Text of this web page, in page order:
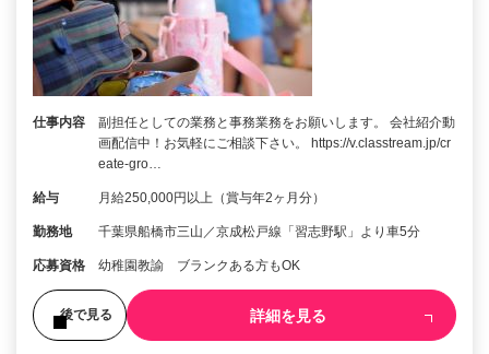
仕事内容
副担任としての業務と事務業務をお願いします。 会社紹介動
画配信中！お気軽にご相談下さい。 https://v.classtream.jp/cr
eate-gro…
給与 月給250,000円以上（賞与年2ヶ月分）
勤務地 千葉県船橋市三山／京成松戸線「習志野駅」より車5分
応募資格 幼稚園教諭 ブランクある方もOK
後で見る 詳細を見る